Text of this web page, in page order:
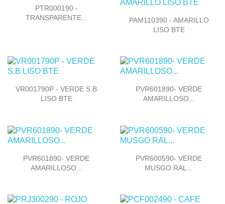
Vista rápida
PTR000190 -
TRANSPARENTE...
Vista rápida
PAM110390 - AMARILLO
LISO BTE
Vista rápida
VR001790P - VERDE S.B
LISO BTE
Vista rápida
PVR601890- VERDE
AMARILLOSO...
Vista rápida
PVR601890- VERDE
AMARILLOSO...
Vista rápida
PVR600590- VERDE
MUSGO RAL...